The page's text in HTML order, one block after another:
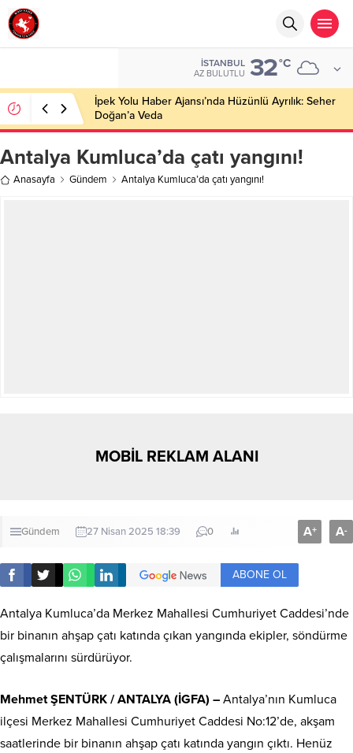
İSTANBUL
AZ BULUTLU 32°C
İpek Yolu Haber Ajansı’nda Hüzünlü Ayrılık: Seher
Doğan’a Veda
Antalya Kumluca’da çatı yangını!
Anasayfa Gündem Antalya Kumluca’da çatı yangını!
MOBİL REKLAM ALANI
Gündem 27 Nisan 2025 18:39 0 A+ A-
ABONE OL
Antalya Kumluca’da Merkez Mahallesi Cumhuriyet Caddesi’nde
bir binanın ahşap çatı katında çıkan yangında ekipler, söndürme
çalışmalarını sürdürüyor.
Mehmet ŞENTÜRK / ANTALYA (İGFA) – Antalya’nın Kumluca
ilçesi Merkez Mahallesi Cumhuriyet Caddesi No:12’de, akşam
saatlerinde bir binanın ahşap çatı katında yangın çıktı. Henüz